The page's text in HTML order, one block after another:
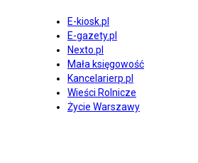
E-kiosk.pl
E-gazety.pl
Nexto.pl
Mała księgowość
Kancelarierp.pl
Wieści Rolnicze
Życie Warszawy